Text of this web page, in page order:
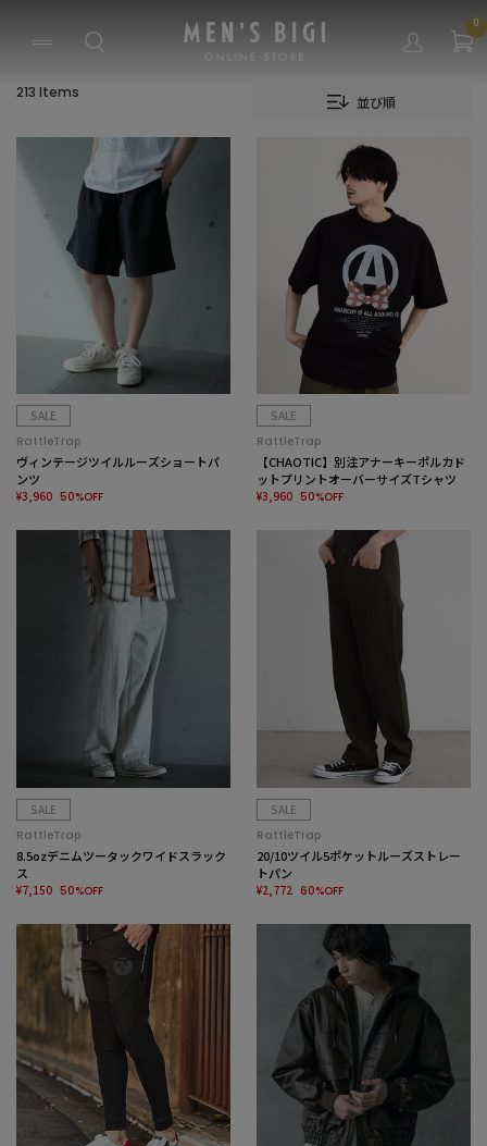
0
213 Items 並び順
SALE
RattleTrap
ヴィンテージツイルルーズショートパ
ンツ
¥3,960 50%OFF
SALE
RattleTrap
【CHAOTIC】別注アナーキーポルカド
ットプリントオーバーサイズTシャツ
¥3,960 50%OFF
SALE
RattleTrap
8.5ozデニムツータックワイドスラック
ス
¥7,150 50%OFF
SALE
RattleTrap
20/10ツイル5ポケットルーズストレー
トパン
¥2,772 60%OFF